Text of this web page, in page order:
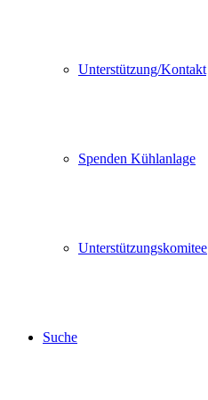
Unterstützung/Kontakt
Spenden Kühlanlage
Unterstützungskomitee
Suche